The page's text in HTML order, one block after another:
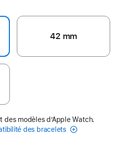
42 mm
modèles d’Apple Watch.
des bracelets